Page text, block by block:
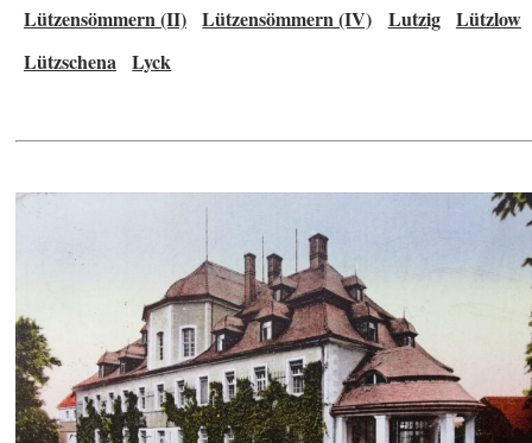
Lützensömmern (II) Lützensömmern (IV) Lutzig Lützlow
Lützschena Lyck